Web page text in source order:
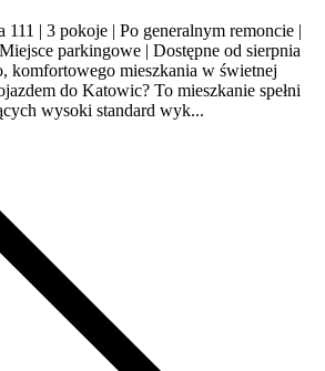
111 | 3 pokoje | Po generalnym remoncie |
parkingowe | Dostępne od sierpnia
komfortowego mieszkania w świetnej
do Katowic? To mieszkanie spełni
wysoki standard wyk...